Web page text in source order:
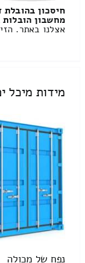
חיסכון
מחשבון הובלות
אצלנו באתר.
מידות מיכל
נפח של מכולה